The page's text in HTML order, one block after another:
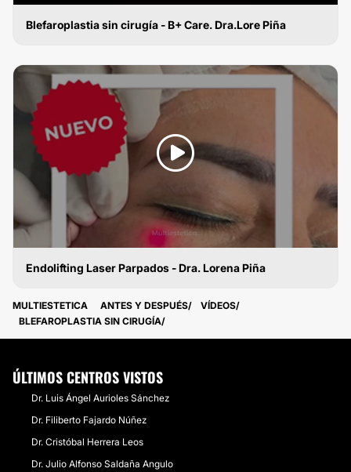
Blefaroplastia sin cirugía - B+ Care. Dra.Lore Piña
Endolifting Laser Parpados - Dra. Lorena Piña
MULTIESTETICA ANTES Y DESPUÉS
VÍDEOS
BLEFAROPLASTIA SIN CIRUGÍA
ÚLTIMOS CENTROS VISTOS
Dr. Luis Ángel Aurioles Sánchez
Dr. Filiberto Fajardo Núñez
Dr. Cristóbal Herrera Leos
Dr. Julio Alfonso Saldaña Angulo